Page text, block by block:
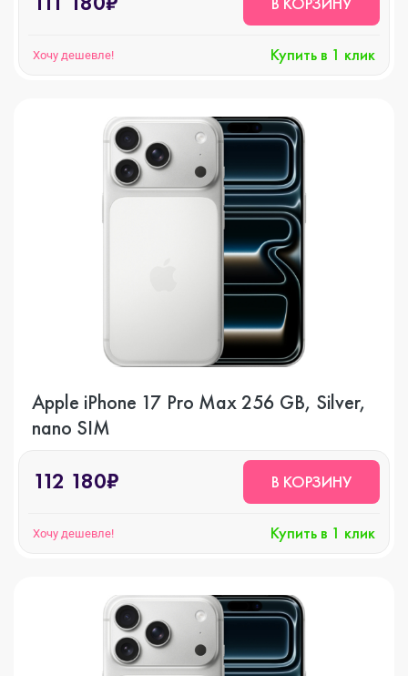
Хочу дешевле! Купить в 1 клик
Apple iPhone 17 Pro Max 256 GB, Silver,
nano SIM
112 180₽ В КОРЗИНУ
Хочу дешевле! Купить в 1 клик